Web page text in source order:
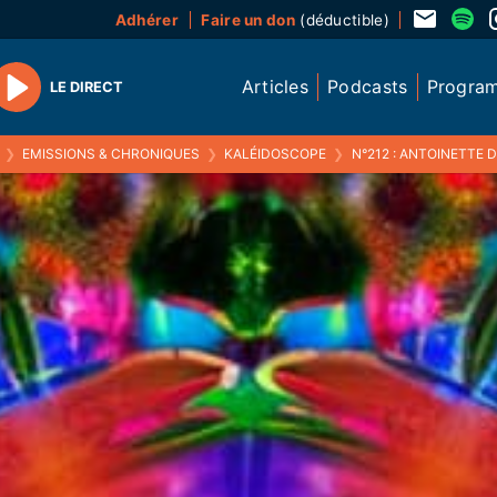
Adhérer Faire un don(déductible)
Play
LE DIRECT Articles Podcasts
❯ EMISSIONS & CHRONIQUES ❯ KALÉIDOSCOPE ❯ N°212 : ANTOINETTE